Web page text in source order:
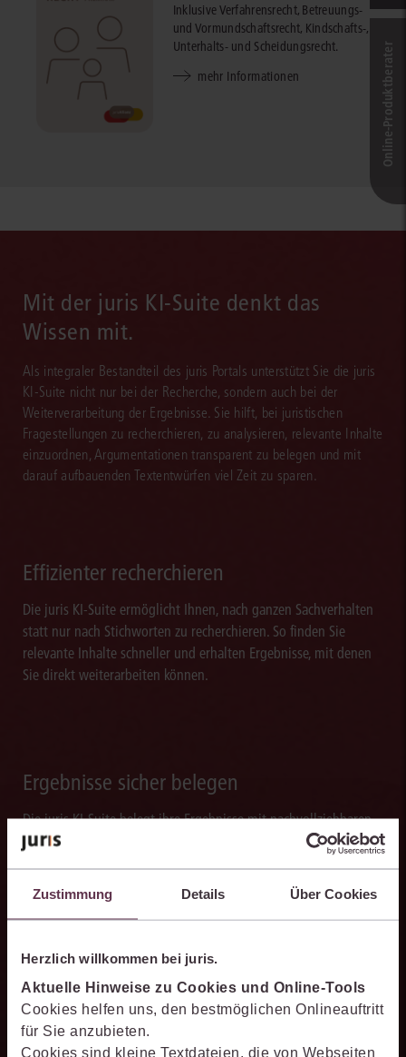
Zustimmung Details Über Cookies
Herzlich willkommen bei juris.
Aktuelle Hinweise zu Cookies und Online-Tools
Cookies helfen uns, den bestmöglichen Onlineauftritt
für Sie anzubieten.
Cookies sind kleine Textdateien, die von Webseiten
Inklusive Verfahrensrecht, Betreuungs-
und Vormundschaftsrecht, Kindschafts-,
Unterhalts- und Scheidungsrecht.
mehr Informationen
Mit der juris KI-Suite denkt das
Wissen mit.
Als integraler Bestandteil des juris Portals unterstützt Sie die juris
KI-Suite nicht nur bei der Recherche, sondern auch bei der
Weiterverarbeitung der Ergebnisse. Sie hilft, bei juristischen
Fragestellungen zu recherchieren, zu analysieren, relevante Inhalte
einzuordnen, Argumentationen transparent zu belegen und mit
darauf aufbauenden Textentwürfen viel Zeit zu sparen.
Effizienter recherchieren
Die juris KI-Suite ermöglicht Ihnen, nach ganzen Sachverhalten
statt nur nach Stichworten zu recherchieren. So finden Sie
relevante Inhalte schneller und erhalten Ergebnisse, mit denen
Sie direkt weiterarbeiten können.
Ergebnisse sicher belegen
Die juris KI-Suite belegt ihre Ergebnisse mit nachvollziehbaren,
zitierfähigen Quellenverweisen. So können Sie die Antworten
Grundlage weiterverarbeiten.
Schneller analysieren
Die juris KI-Suite beschleunigt die Analyse komplexer
juristischer Fragestellungen. Sie hilft dabei, Sachverhalte
Online-Produkt­berater